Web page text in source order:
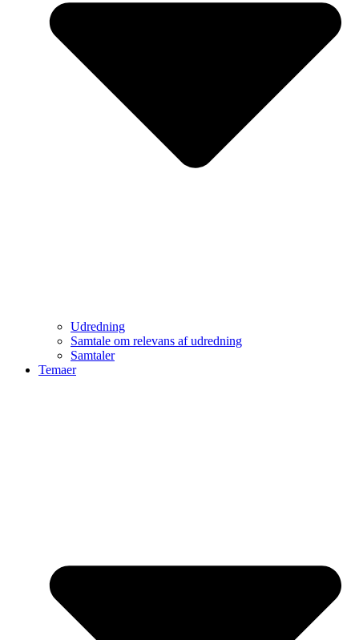
Udredning
Samtale om relevans af udredning
Samtaler
Temaer